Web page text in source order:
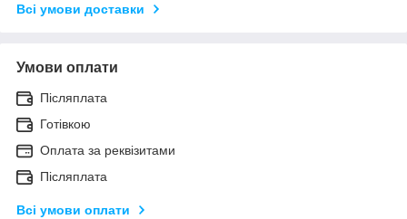
Всі умови доставки
Умови оплати
Післяплата
Готівкою
Оплата за реквізитами
Післяплата
Всі умови оплати